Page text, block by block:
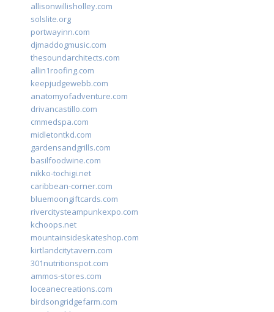
allisonwillisholley.com
solslite.org
portwayinn.com
djmaddogmusic.com
thesoundarchitects.com
allin1roofing.com
keepjudgewebb.com
anatomyofadventure.com
drivancastillo.com
cmmedspa.com
midletontkd.com
gardensandgrills.com
basilfoodwine.com
nikko-tochigi.net
caribbean-corner.com
bluemoongiftcards.com
rivercitysteampunkexpo.com
kchoops.net
mountainsideskateshop.com
kirtlandcitytavern.com
301nutritionspot.com
ammos-stores.com
loceanecreations.com
birdsongridgefarm.com